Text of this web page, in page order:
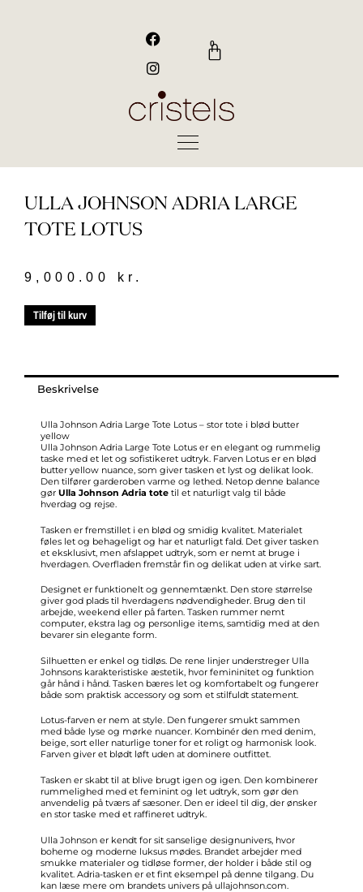
F
a
c
e
b
o
I
n
s
t
a
g
0
Kurv
ULLA JOHNSON ADRIA LARGE
TOTE LOTUS
9,000.00 kr.
ulla
Tote
antal
Tilføj til kurv
Beskrivelse
Ulla Johnson Adria Large Tote Lotus – stor tote i blød butter
yellow
Ulla Johnson Adria Large Tote Lotus er en elegant og rummelig
taske med et let og sofistikeret udtryk. Farven Lotus er en blød
butter yellow nuance, som giver tasken et lyst og delikat look.
Den tilfører garderoben varme og lethed. Netop denne balance
gør Ulla Johnson Adria tote til et naturligt valg til både
hverdag og rejse.
Tasken er fremstillet i en blød og smidig kvalitet. Materialet
føles let og behageligt og har et naturligt fald. Det giver tasken
et eksklusivt, men afslappet udtryk, som er nemt at bruge i
hverdagen. Overfladen fremstår fin og delikat uden at virke sart.
Designet er funktionelt og gennemtænkt. Den store størrelse
giver god plads til hverdagens nødvendigheder. Brug den til
arbejde, weekend eller på farten. Tasken rummer nemt
computer, ekstra lag og personlige items, samtidig med at den
bevarer sin elegante form.
Silhuetten er enkel og tidløs. De rene linjer understreger Ulla
Johnsons karakteristiske æstetik, hvor femininitet og funktion
går hånd i hånd. Tasken bæres let og komfortabelt og fungerer
både som praktisk accessory og som et stilfuldt statement.
Lotus-farven er nem at style. Den fungerer smukt sammen
med både lyse og mørke nuancer. Kombinér den med denim,
beige, sort eller naturlige toner for et roligt og harmonisk look.
Farven giver et blødt løft uden at dominere outfittet.
Tasken er skabt til at blive brugt igen og igen. Den kombinerer
rummelighed med et feminint og let udtryk, som gør den
anvendelig på tværs af sæsoner. Den er ideel til dig, der ønsker
en stor taske med et raffineret udtryk.
Ulla Johnson er kendt for sit sanselige designunivers, hvor
boheme og moderne luksus mødes. Brandet arbejder med
smukke materialer og tidløse former, der holder i både stil og
kvalitet. Adria-tasken er et fint eksempel på denne tilgang. Du
kan læse mere om brandets univers på ullajohnson.com.